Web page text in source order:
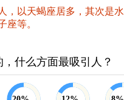
，以天蝎座居多，其次是水
座等。
什么方面最吸引人？